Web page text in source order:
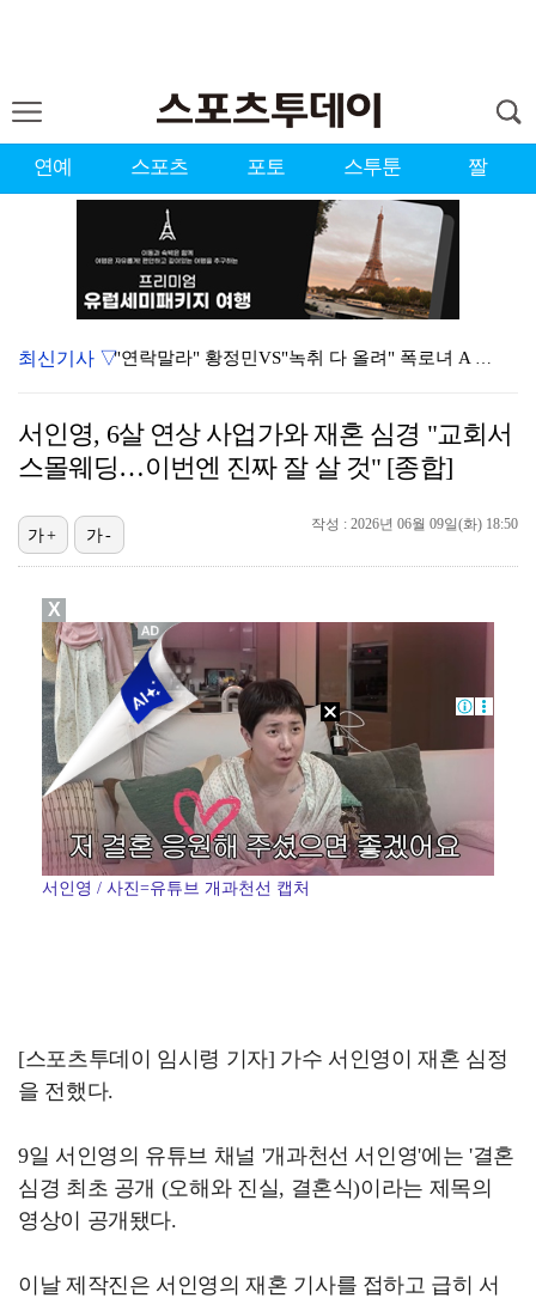
연예 스포츠 포토 스투툰 짤
"연락말라" 황정민VS"녹취 다 올려" 폭로녀 A 씨,…
이강인, 드디어 아틀레티코 선수단과 만났다…시메오네 감…
KBO, 기록적인 폭염으로 9일까지 리그 중단…내달 6…
박지훈, 9월 잠실실내체육관서 앙코르 콘서트 개최
김혜성, 마이너리그 트리플A서 4경기 연속 무안타 침묵…
최신기사 ▽
서인영, 6살 연상 사업가와 재혼 심경 "교회서
스몰웨딩…이번엔 진짜 잘 살 것" [종합]
작성 : 2026년 06월 09일(화) 18:50
가+ 가-
서인영 / 사진=유튜브 개과천선 캡처
[스포츠투데이 임시령 기자] 가수 서인영이 재혼 심정
을 전했다.
9일 서인영의 유튜브 채널 '개과천선 서인영'에는 '결혼
심경 최초 공개 (오해와 진실, 결혼식)이라는 제목의
영상이 공개됐다.
이날 제작진은 서인영의 재혼 기사를 접하고 급히 서
X